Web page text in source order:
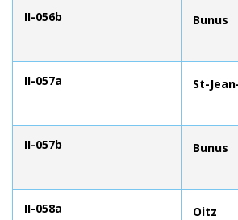
II-056b Bunus
II-057a St-
II-057b Bunus
II-058a Oitz